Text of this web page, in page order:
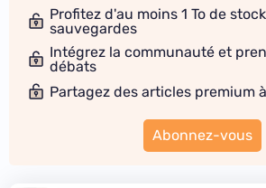
Profitez d'au moins 1 To de
sauvegardes
Intégrez la communauté et
débats
Partagez des articles premium
Abonnez-vous